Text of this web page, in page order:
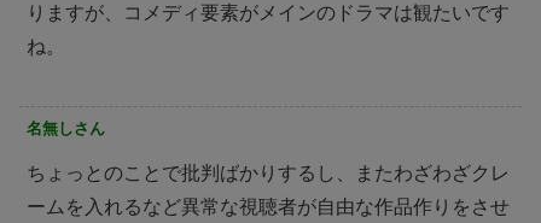
りますが、コメディ要素がメインのドラマは観たいです
ね。
名無しさん
ちょっとのことで批判ばかりするし、またわざわざクレ
ームを入れるなど異常な視聴者が自由な作品作りをさせ